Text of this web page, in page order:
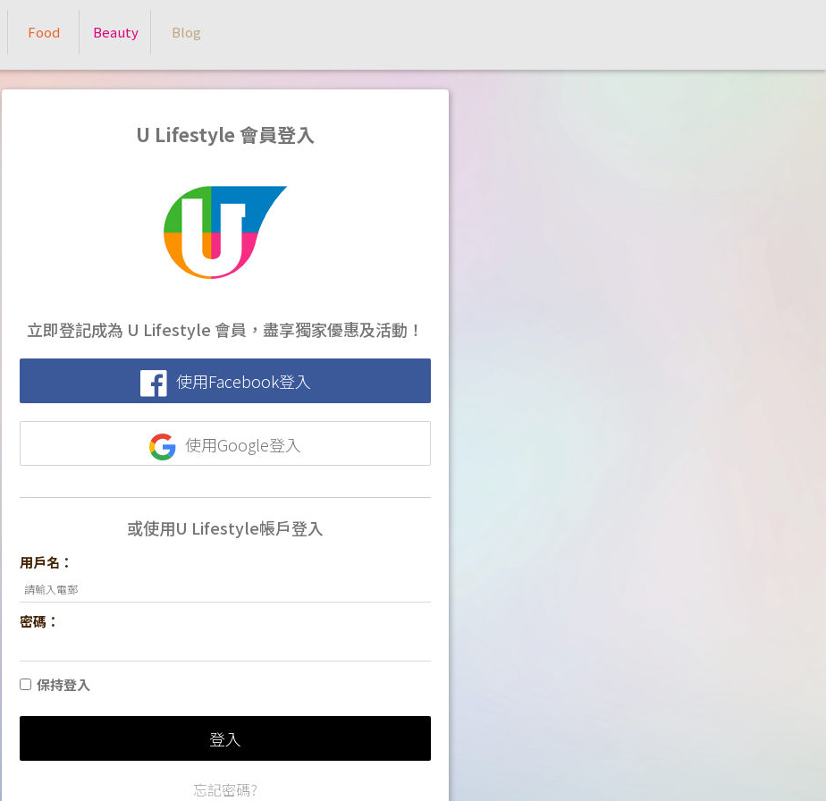
Food Beauty Blog
U Lifestyle 會員登入
立即登記成為 U Lifestyle 會員，盡享獨家優惠及活動！
使用Facebook登入
使用Google登入
或使用U Lifestyle帳戶登入
用戶名：
密碼：
保持登入
登入
忘記密碼?